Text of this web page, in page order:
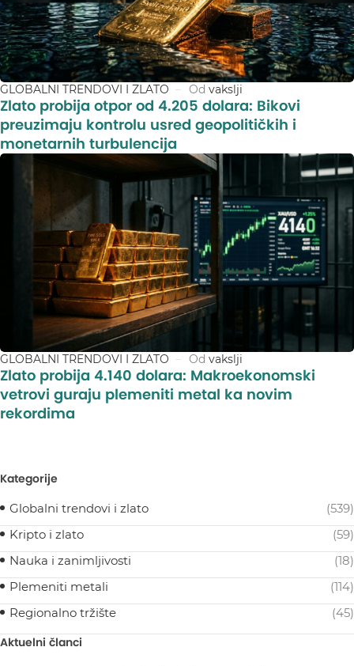
GLOBALNI TRENDOVI I ZLATO Od vakslji
Zlato probija otpor od 4.205 dolara: Bikovi
preuzimaju kontrolu usred geopolitičkih i
monetarnih turbulencija
GLOBALNI TRENDOVI I ZLATO Od vakslji
Zlato probija 4.140 dolara: Makroekonomski
vetrovi guraju plemeniti metal ka novim
rekordima
Kategorije
Globalni trendovi i zlato
(539)
Kripto i zlato
(59)
Nauka i zanimljivosti
(18)
Plemeniti metali
(114)
Regionalno tržište
(45)
Aktuelni članci